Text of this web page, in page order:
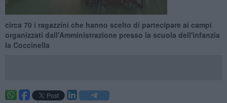
circa 70 i ragazzini che hanno scelto di partecipare ai campi
organizzati dall'Amministrazione presso la scuola dell'infanzia
la Coccinella